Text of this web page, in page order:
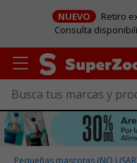
NUEVO
Retiro
Consulta
Pequeñas mascotas (NO